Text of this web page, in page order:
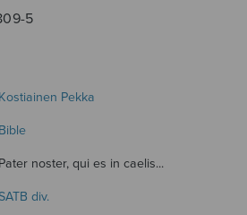
5
Kostiainen Pekka
Bible
Pater noster, qui es in caelis...
div.